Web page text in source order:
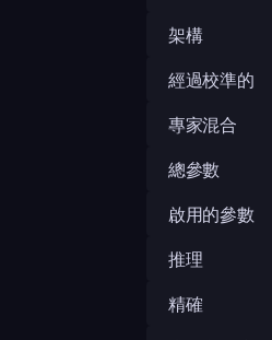
架構
經過校準的
專家混合
總參數
啟用的參數
推理
精確